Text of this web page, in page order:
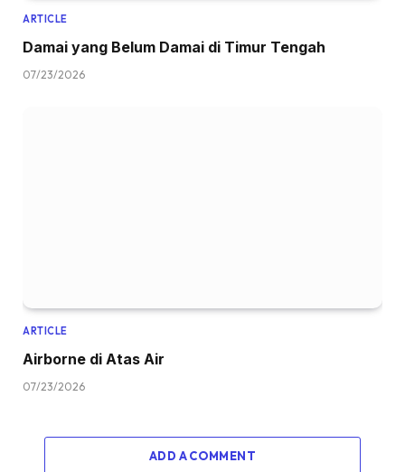
ARTICLE
Damai yang Belum Damai di Timur Tengah
07/23/2026
ARTICLE
Airborne di Atas Air
07/23/2026
ADD A COMMENT